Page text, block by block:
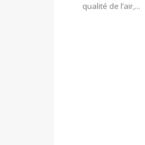
qualité de l’air,...